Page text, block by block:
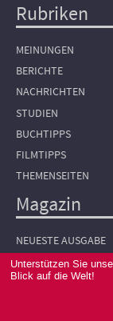
Unterstützen Sie
Blick auf die Welt!
Hauptnavigation
Rubriken
MEINUNGEN
BERICHTE
NACHRICHTEN
STUDIEN
BUCHTIPPS
FILMTIPPS
THEMENSEITEN
Magazin
NEUESTE AUSGABE
ABONNIEREN
NEWSLETTER